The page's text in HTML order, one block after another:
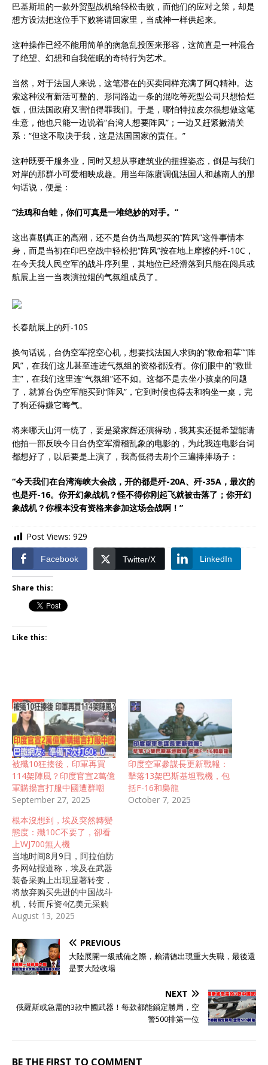
巴基斯坦的一款外贸型战机给轻松击败，而他们的应对之策，却是
想方设法把这位手下败将请回家里，当成神一样供起来。
这种操作已经不能用简单的病急乱投医来形容，这简直是一种混合
了绝望、幻想和自我催眠的奇特行为艺术。
当然，对于法国人来说，这笔潜在的买卖同样充满了阿Q精神。达
索这种没有新活可整的、形同路边一条的混吃等死型公司只想恰烂
饭，但法国政府又害怕得罪我们。于是，哪怕特拉皮尔很想做这笔
生意，他也只能一边说着“台湾人想要阵风”；一边又赶紧撇清关
系：“但这不取决于我，这是法国国家的责任。”
这种既要干服务业，同时又想从事建筑业的扭捏姿态，倒是与我们
对岸的那群小可爱相映成趣。用当年陈赓调侃法国人和越南人的那
句话说，便是：
“法鸡和台蛙，你们可真是一堆绝妙的对手。”
这出喜剧真正的高潮，还不是台伪当局想买的“阵风”这件事情本
身，而是当初在印巴空战中轻松把“阵风”按在地上摩擦的歼-10C，
在今天我人民空军的战斗序列里，其地位已经滑落到只能在阅兵或
航展上当一当表演拉烟的气氛组成员了。
长春航展上的歼-10S
换句话说，台伪空军挖空心机，想要找法国人求购的“救命稻草”“阵
风”，在我们这儿甚至连进气氛组的资格都没有。你们眼中的“救世
主”，在我们这里连“气氛组”还不如。这都不是去坐小孩桌的问题
了，就算台伪空军能买到“阵风”，它到时候也得去和狗坐一桌，完
了狗还得嫌它晦气。
将来哪天山河一统了，要是梁家辉还演得动，我其实还挺希望能请
他拍一部反映今日台伪空军滑稽乱象的电影的，为此我连电影台词
都想好了，以后要是上演了，我高低得去刷个三遍捧捧场子：
“今天我们在台湾海峡大会战，开的都是歼-20A、歼-35A，最次的
也是歼-16。你开幻象战机？怪不得你刚起飞就被击落了；你开幻
象战机？你根本没有资格来参加这场会战啊！”
Post Views: 929
Facebook Twitter/X LinkedIn
Share this:
Like this:
被殲10狂揍後，印軍再買
114架陣風？印度官宣2萬億
軍購揚言打服中國遭群嘲
September 27, 2025
印度空軍參謀長更新戰報：
擊落13架巴斯基坦戰機，包
括F-16和梟龍
October 7, 2025
根本沒想到，埃及突然轉變
態度：殲10C不要了，卻看
上WJ700無人機
当地时间8月9日，阿拉伯防
务网站报道称，埃及在武器
装备采购上出现显著转变，
将放弃购买先进的中国战斗
机，转而斥资4亿美元采购
无人机。同时提到，埃及空
战机列为优先采购目标，特
别是在印巴冲突中表现出
色，成功击落阵风战机之
后，让埃及军方高层印象深
出采购40架的消息。但就在
10C战机，这一消息非常令
August 13, 2025
PREVIOUS
大陸展開一級戒備之際，賴清德出現重大失職，最後還
是要大陸收場
NEXT
俄羅斯或急需的3款中國武器！每款都能鎖定勝局，空
警500排第一位
BE THE FIRST TO COMMENT